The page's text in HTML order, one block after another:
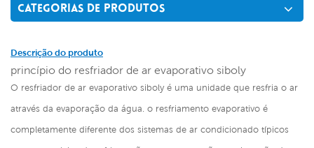
CATEGORIAS DE PRODUTOS
Descrição do produto
princípio do resfriador de ar evaporativo siboly
O resfriador de ar evaporativo siboly é uma unidade que resfria o ar
através da evaporação da água. o resfriamento evaporativo é
completamente diferente dos sistemas de ar condicionado típicos